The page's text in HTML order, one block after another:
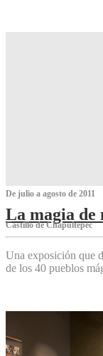
De julio a agosto de 2011
La magia de
Castillo de Chapultepec
Una exposición que
de los 40 pueblos